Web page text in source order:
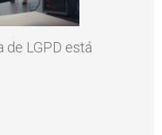
de LGPD está